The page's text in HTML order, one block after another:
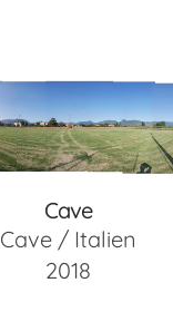
Cave
Cave / Italien
2018